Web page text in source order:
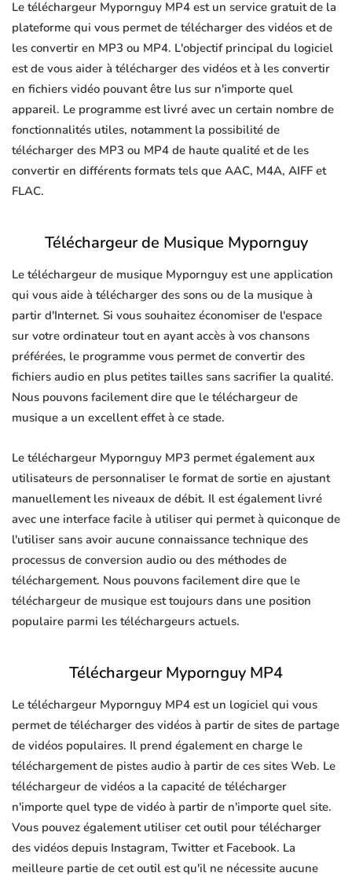
Le téléchargeur Mypornguy MP4 est un service gratuit de la
plateforme qui vous permet de télécharger des vidéos et de
les convertir en MP3 ou MP4. L'objectif principal du logiciel
est de vous aider à télécharger des vidéos et à les convertir
en fichiers vidéo pouvant être lus sur n'importe quel
appareil. Le programme est livré avec un certain nombre de
fonctionnalités utiles, notamment la possibilité de
télécharger des MP3 ou MP4 de haute qualité et de les
convertir en différents formats tels que AAC, M4A, AIFF et
FLAC.
Téléchargeur de Musique Mypornguy
Le téléchargeur de musique Mypornguy est une application
qui vous aide à télécharger des sons ou de la musique à
partir d'Internet. Si vous souhaitez économiser de l'espace
sur votre ordinateur tout en ayant accès à vos chansons
préférées, le programme vous permet de convertir des
fichiers audio en plus petites tailles sans sacrifier la qualité.
Nous pouvons facilement dire que le téléchargeur de
musique a un excellent effet à ce stade.
Le téléchargeur Mypornguy MP3 permet également aux
utilisateurs de personnaliser le format de sortie en ajustant
manuellement les niveaux de débit. Il est également livré
avec une interface facile à utiliser qui permet à quiconque de
l'utiliser sans avoir aucune connaissance technique des
processus de conversion audio ou des méthodes de
téléchargement. Nous pouvons facilement dire que le
téléchargeur de musique est toujours dans une position
populaire parmi les téléchargeurs actuels.
Téléchargeur Mypornguy MP4
Le téléchargeur Mypornguy MP4 est un logiciel qui vous
permet de télécharger des vidéos à partir de sites de partage
de vidéos populaires. Il prend également en charge le
téléchargement de pistes audio à partir de ces sites Web. Le
téléchargeur de vidéos a la capacité de télécharger
n'importe quel type de vidéo à partir de n'importe quel site.
Vous pouvez également utiliser cet outil pour télécharger
des vidéos depuis Instagram, Twitter et Facebook. La
meilleure partie de cet outil est qu'il ne nécessite aucune